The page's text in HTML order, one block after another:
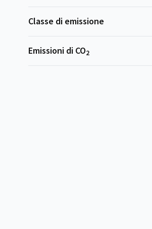
Classe di emissione
Emissioni di CO2